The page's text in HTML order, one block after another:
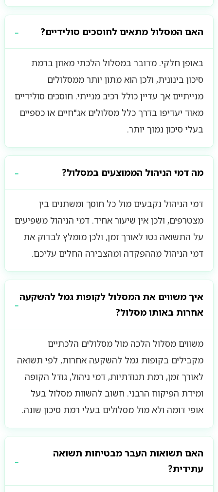
האם המסלול מתאים לחוסכים סולידיים?
באופן חלקי. מדובר במסלול הלכתי מאוזן ברמת
סיכון בינונית, ולכן הוא מתון יותר ממסלולים
מנייתיים אך עדיין כולל רכיב מנייתי. חוסכים סולידיים
מאוד יעדיפו בדרך כלל מסלולים אג"חיים או כספיים
בעלי סיכון נמוך יותר.
מה דמי הניהול הממוצעים במסלול?
דמי הניהול נקבעים מול כל חוסך ומשתנים בין
מצטרפים, ולכן אין שיעור אחיד. דמי הניהול משפיעים
על התשואה נטו לאורך זמן, ולכן מומלץ לבדוק את
דמי הניהול מההפקדה ומהצבירה החלים עליכם.
איך משווים את המסלול לקופות גמל להשקעה
אחרות באותו מסלול?
משווים מסלול הלכה מול מסלולים הלכתיים
מקבילים בקופות גמל להשקעה אחרות, לפי תשואה
לאורך זמן, רמת תנודתיות, דמי ניהול, גודל הקופה
ומידת הפיקוח הרבני. חשוב להשוות מסלול בעל
אופי דומה ולא מול מסלולים בעלי רמת סיכון שונה.
האם תשואות העבר מבטיחות תשואה
עתידית?